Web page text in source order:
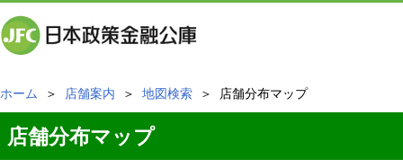
ホーム ＞ 店舗案内 ＞ 地図検索 ＞ 店舗分布マップ
店舗分布マップ